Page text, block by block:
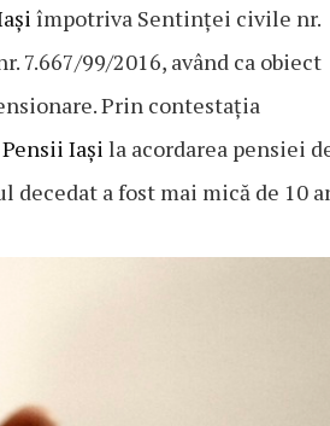
împotriva Sentinţei civile nr.
7.667/99/2016, având ca obiect
Prin contestația
Iași la acordarea pensiei
decedat a fost mai mică de 10